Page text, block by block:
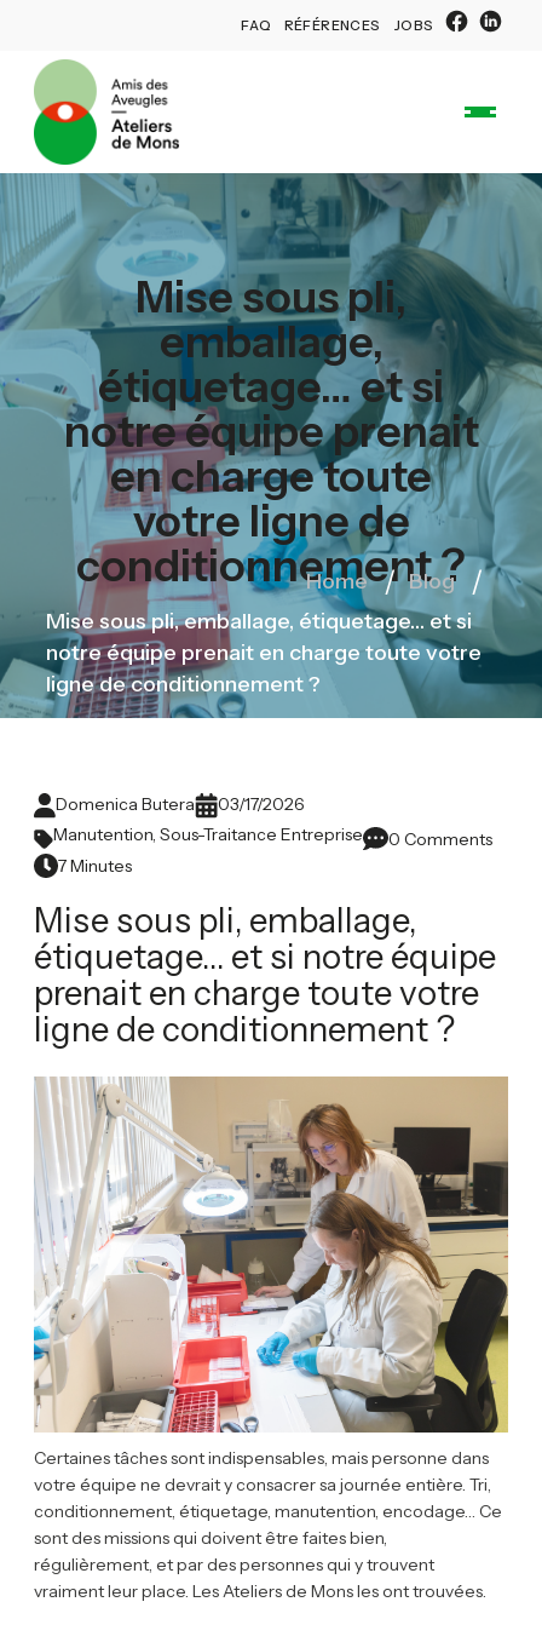
FAQ RÉFÉRENCES JOBS
Mise sous pli,
emballage,
étiquetage… et si
notre équipe prenait
en charge toute
votre ligne de
conditionnement ?
Home
Blog
Mise sous pli, emballage, étiquetage… et si
notre équipe prenait en charge toute votre
ligne de conditionnement ?
Domenica Butera
03/17/2026
Manutention,Sous-Traitance Entreprise
0 Comments
7 Minutes
Mise sous pli, emballage,
étiquetage… et si notre équipe
prenait en charge toute votre
ligne de conditionnement ?
Certaines tâches sont indispensables, mais personne dans
votre équipe ne devrait y consacrer sa journée entière. Tri,
conditionnement, étiquetage, manutention, encodage… Ce
sont des missions qui doivent être faites bien,
régulièrement, et par des personnes qui y trouvent
vraiment leur place. Les Ateliers de Mons les ont trouvées.